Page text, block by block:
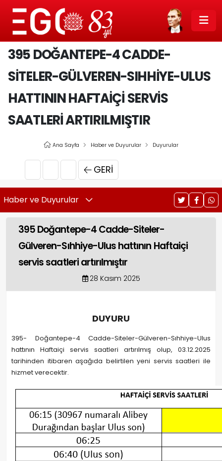
395 DOĞANTEPE-4 CADDE-
SITELER-GÜLVEREN-SIHHIYE-ULUS
HATTININ HAFTAIÇI SERVIS
SAATLERI ARTIRILMIŞTIR
Ana Sayfa Haber ve Duyurular Duyurular
GERI
Haber ve Duyurular
395 Doğantepe-4 Cadde-Siteler-
Gülveren-Sıhhiye-Ulus hattının Haftaiçi
servis saatleri artırılmıştır
28 Kasım 2025
DUYURU
395- Doğantepe-4 Cadde-Siteler-Gülveren-Sıhhiye-Ulus
hattının Haftaiçi servis saatleri artırılmış olup, 03.12.2025
tarihinden itibaren aşağıda belirtilen yeni servis saatleri ile
hizmet verecektir.